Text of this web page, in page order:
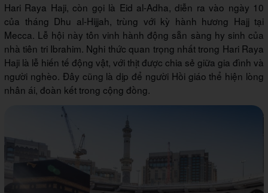
Hari Raya Haji, còn gọi là Eid al-Adha, diễn ra vào ngày 10
của tháng Dhu al-Hijjah, trùng với kỳ hành hương Hajj tại
Mecca. Lễ hội này tôn vinh hành động sẵn sàng hy sinh của
nhà tiên tri Ibrahim. Nghi thức quan trọng nhất trong Hari Raya
Haji là lễ hiến tế động vật, với thịt được chia sẻ giữa gia đình và
người nghèo. Đây cũng là dịp để người Hồi giáo thể hiện lòng
nhân ái, đoàn kết trong cộng đồng.